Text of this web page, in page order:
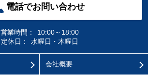
電話でお問い合わせ
営業時間：
10:00～18:00
定休日：
水曜日・木曜日
会社概要